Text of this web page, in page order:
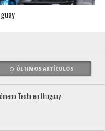
ÚLTIMOS ARTÍCULOS
Tesla en Uruguay